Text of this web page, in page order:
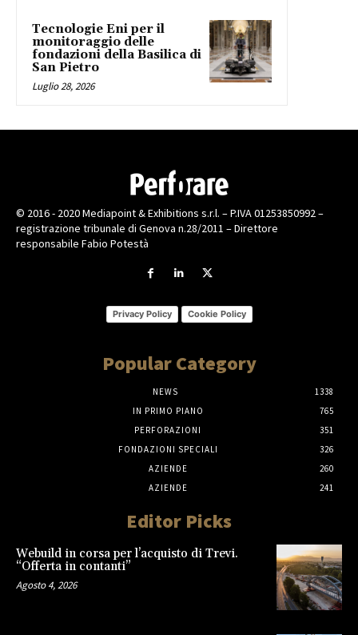
Tecnologie Eni per il
monitoraggio delle
fondazioni della Basilica di
San Pietro
Luglio 28, 2026
© 2016 - 2020 Mediapoint & Exhibitions s.r.l. – P.IVA 01253850992 –
registrazione tribunale di Genova n.28/2011 – Direttore
responsabile Fabio Potestà
Privacy Policy Cookie Policy
Popular Category
NEWS
1338
IN PRIMO PIANO
765
PERFORAZIONI
351
FONDAZIONI SPECIALI
326
AZIENDE
260
AZIENDE
241
Editor Picks
Webuild in corsa per l’acquisto di Trevi.
“Offerta in contanti”
Agosto 4, 2026